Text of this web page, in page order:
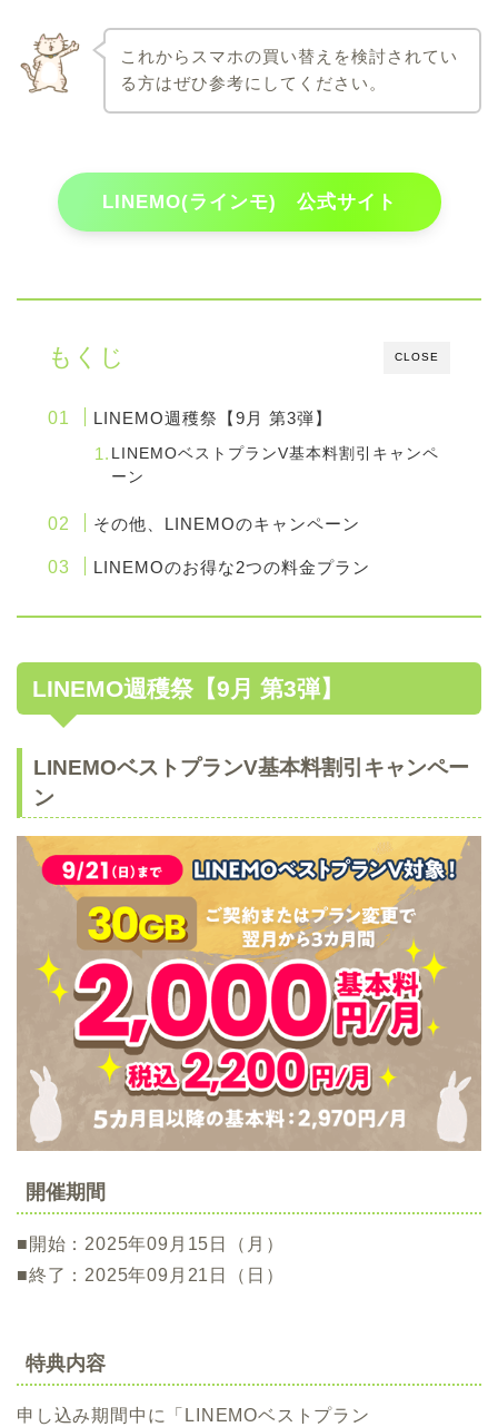
これからスマホの買い替えを検討されてい
る方はぜひ参考にしてください。
LINEMO(ラインモ) 公式サイト
CLOSE
もくじ
LINEMO週穫祭【9月 第3弾】
LINEMOベストプランV基本料割引キャンペ
ーン
その他、LINEMOのキャンペーン
LINEMOのお得な2つの料金プラン
LINEMO週穫祭【9月 第3弾】
LINEMOベストプランV基本料割引キャンペー
ン
開催期間
■開始：2025年09月15日（月）
■終了：2025年09月21日（日）
特典内容
申し込み期間中に「LINEMOベストプラン